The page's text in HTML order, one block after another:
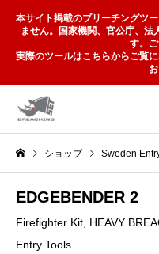
本サイト掲載のブリーチングツ
ません。国家機関、官公庁、法
す。ご
実際のツールはこちらからご覧
ショップ Sweden
EDGEBENDER 2
Firefighter Kit, HEAVY
Entry Tools